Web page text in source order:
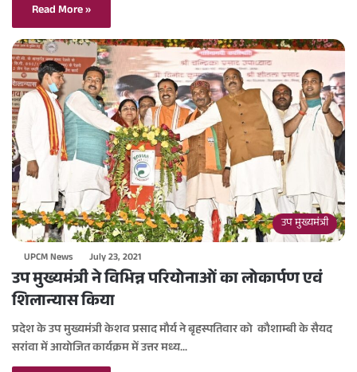
Read More »
उप मुख्यमंत्री
UPCM News July 23, 2021
उप मुख्यमंत्री ने विभिन्न परियोनाओं का लोकार्पण एवं
शिलान्यास किया
प्रदेश के उप मुख्यमंत्री केशव प्रसाद मौर्य ने बृहस्पतिवार को कौशाम्बी के सैयद
सरांवा में आयोजित कार्यक्रम में उत्तर मध्य…